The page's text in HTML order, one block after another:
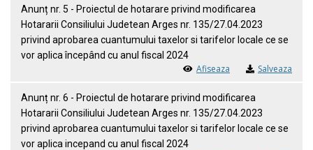
Anunț nr. 5 - Proiectul de hotarare privind modificarea
Hotararii Consiliului Judetean Arges nr. 135/27.04.2023
privind aprobarea cuantumului taxelor si tarifelor locale ce se
vor aplica începând cu anul fiscal 2024
Afiseaza Salveaza
Anunț nr. 6 - Proiectul de hotarare privind modificarea
Hotararii Consiliului Judetean Arges nr. 135/27.04.2023
privind aprobarea cuantumului taxelor si tarifelor locale ce se
vor aplica incepand cu anul fiscal 2024